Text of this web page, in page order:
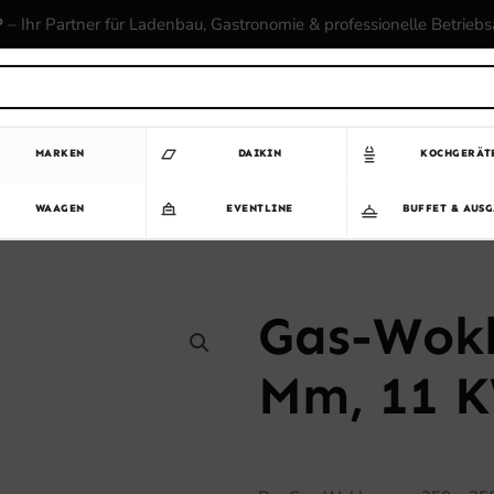
– Ihr Partner für Ladenbau, Gastronomie & professionelle
MARKEN DAIKIN
WAAGEN EVENTLINE BUFFET &
Gas-
Mm, 11